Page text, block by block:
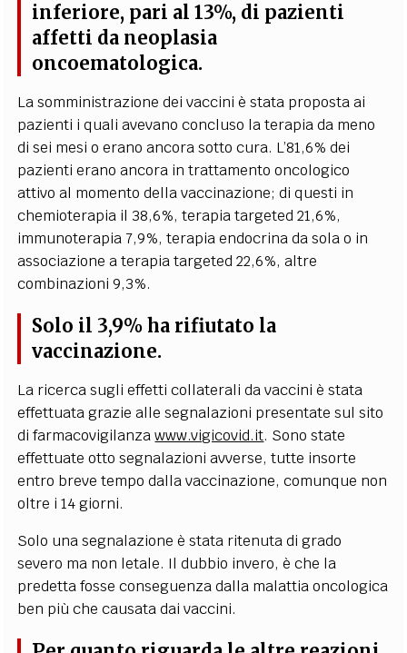
inferiore, pari al 13%, di pazienti
affetti da neoplasia
oncoematologica.
La somministrazione dei vaccini è stata proposta ai
pazienti i quali avevano concluso la terapia da meno
di sei mesi o erano ancora sotto cura. L’81,6% dei
pazienti erano ancora in trattamento oncologico
attivo al momento della vaccinazione; di questi in
chemioterapia il 38,6%, terapia targeted 21,6%,
immunoterapia 7,9%, terapia endocrina da sola o in
associazione a terapia targeted 22,6%, altre
combinazioni 9,3%.
Solo il 3,9% ha rifiutato la
vaccinazione.
La ricerca sugli effetti collaterali da vaccini è stata
effettuata grazie alle segnalazioni presentate sul sito
di farmacovigilanzawww.vigicovid.it. Sono state
effettuate otto segnalazioni avverse, tutte insorte
entro breve tempo dalla vaccinazione, comunque non
oltre i 14 giorni.
Solo una segnalazione è stata ritenuta di grado
severo ma non letale. Il dubbio invero, è che la
predetta fosse conseguenza dalla malattia oncologica
ben più che causata dai vaccini.